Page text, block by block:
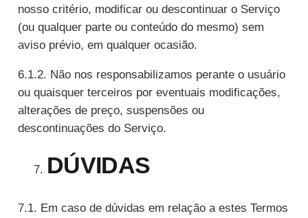
nosso critério, modificar ou descontinuar o Serviço
(ou qualquer parte ou conteúdo do mesmo) sem
aviso prévio, em qualquer ocasião.
6.1.2. Não nos responsabilizamos perante o usuário
ou quaisquer terceiros por eventuais modificações,
alterações de preço, suspensões ou
descontinuações do Serviço.
DÚVIDAS
7.1. Em caso de dúvidas em relação a estes Termos